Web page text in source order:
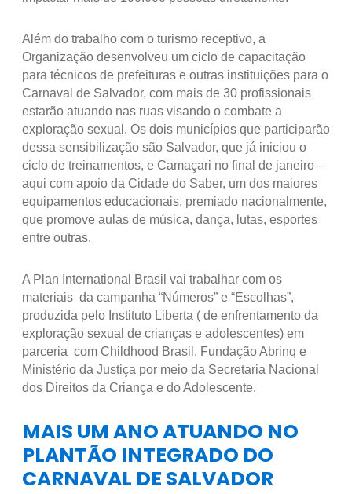
Além do trabalho com o turismo receptivo, a
Organização desenvolveu um ciclo de capacitação
para técnicos de prefeituras e outras instituições para o
Carnaval de Salvador, com mais de 30 profissionais
estarão atuando nas ruas visando o combate a
exploração sexual. Os dois municípios que participarão
dessa sensibilização são Salvador, que já iniciou o
ciclo de treinamentos, e Camaçari no final de janeiro –
aqui com apoio da Cidade do Saber, um dos maiores
equipamentos educacionais, premiado nacionalmente,
que promove aulas de música, dança, lutas, esportes
entre outras.
A Plan International Brasil vai trabalhar com os
materiais da campanha “Números” e “Escolhas”,
produzida pelo Instituto Liberta ( de enfrentamento da
exploração sexual de crianças e adolescentes) em
parceria com Childhood Brasil, Fundação Abrinq e
Ministério da Justiça por meio da Secretaria Nacional
dos Direitos da Criança e do Adolescente.
MAIS UM ANO ATUANDO NO
PLANTÃO INTEGRADO DO
CARNAVAL DE SALVADOR